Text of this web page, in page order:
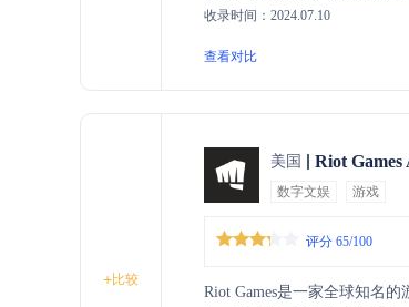
收录时间：2024.07.10
查看对比
+比较
美国 Riot Games
数字文娱 游戏
评分 65/100
Riot Games是一家全球知名